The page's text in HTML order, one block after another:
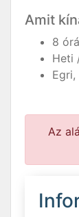
Amit
8
Heti
Az